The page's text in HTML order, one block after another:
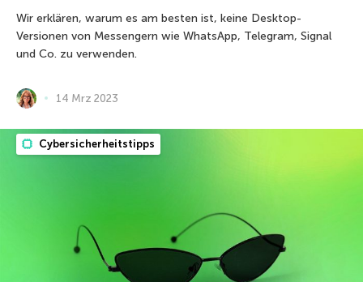
Wir erklären, warum es am besten ist, keine Desktop-
Versionen von Messengern wie WhatsApp, Telegram, Signal
und Co. zu verwenden.
14 Mrz 2023
Cybersicherheitstipps